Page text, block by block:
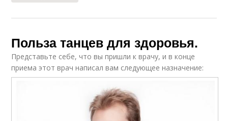
Польза танцев для здоровья.
Представьте себе, что вы пришли к врачу, и в конце
приема этот врач написал вам следующее назначение: